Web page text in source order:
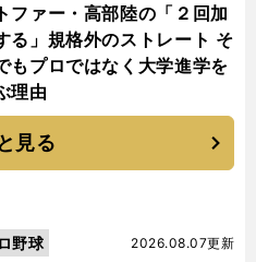
ファー・高部陸の「２回加
る」規格外のストレート そ
もプロではなく大学進学を
理由
見る
2026.08.07更新
野球